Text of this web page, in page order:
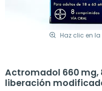
Haz clic en
Actromadol 660
liberación